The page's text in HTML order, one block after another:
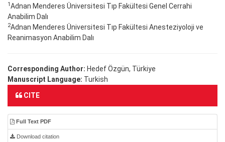
1Adnan Menderes Üniversitesi Tıp Fakültesi Genel Cerrahi
Anabilim Dalı
2Adnan Menderes Üniversitesi Tıp Fakültesi Anesteziyoloji ve
Reanimasyon Anabilim Dalı
Corresponding Author: Hedef Özgün, Türkiye
Manuscript Language: Turkish
CITE
Full Text PDF
Download citation